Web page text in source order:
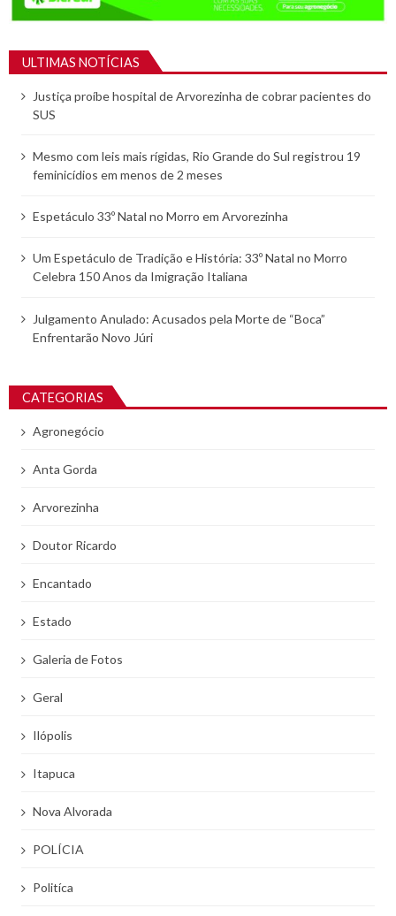
ULTIMAS NOTÍCIAS
Justiça proíbe hospital de Arvorezinha de cobrar pacientes do
SUS
Mesmo com leis mais rígidas, Rio Grande do Sul registrou 19
feminicídios em menos de 2 meses
Espetáculo 33º Natal no Morro em Arvorezinha
Um Espetáculo de Tradição e História: 33º Natal no Morro
Celebra 150 Anos da Imigração Italiana
Julgamento Anulado: Acusados pela Morte de “Boca”
Enfrentarão Novo Júri
CATEGORIAS
Agronegócio
Anta Gorda
Arvorezinha
Doutor Ricardo
Encantado
Estado
Galeria de Fotos
Geral
Ilópolis
Itapuca
Nova Alvorada
POLÍCIA
Politíca